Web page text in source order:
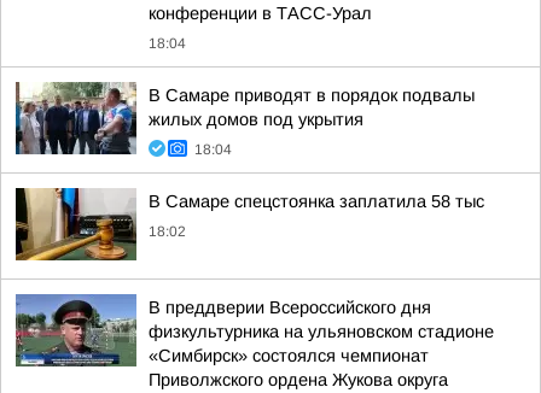
конференции в ТАСС-Урал
18:04
В Самаре приводят в порядок подвалы
жилых домов под укрытия
18:04
В Самаре спецстоянка заплатила 58 тыс
18:02
В преддверии Всероссийского дня
физкультурника на ульяновском стадионе
«Симбирск» состоялся чемпионат
Приволжского ордена Жукова округа